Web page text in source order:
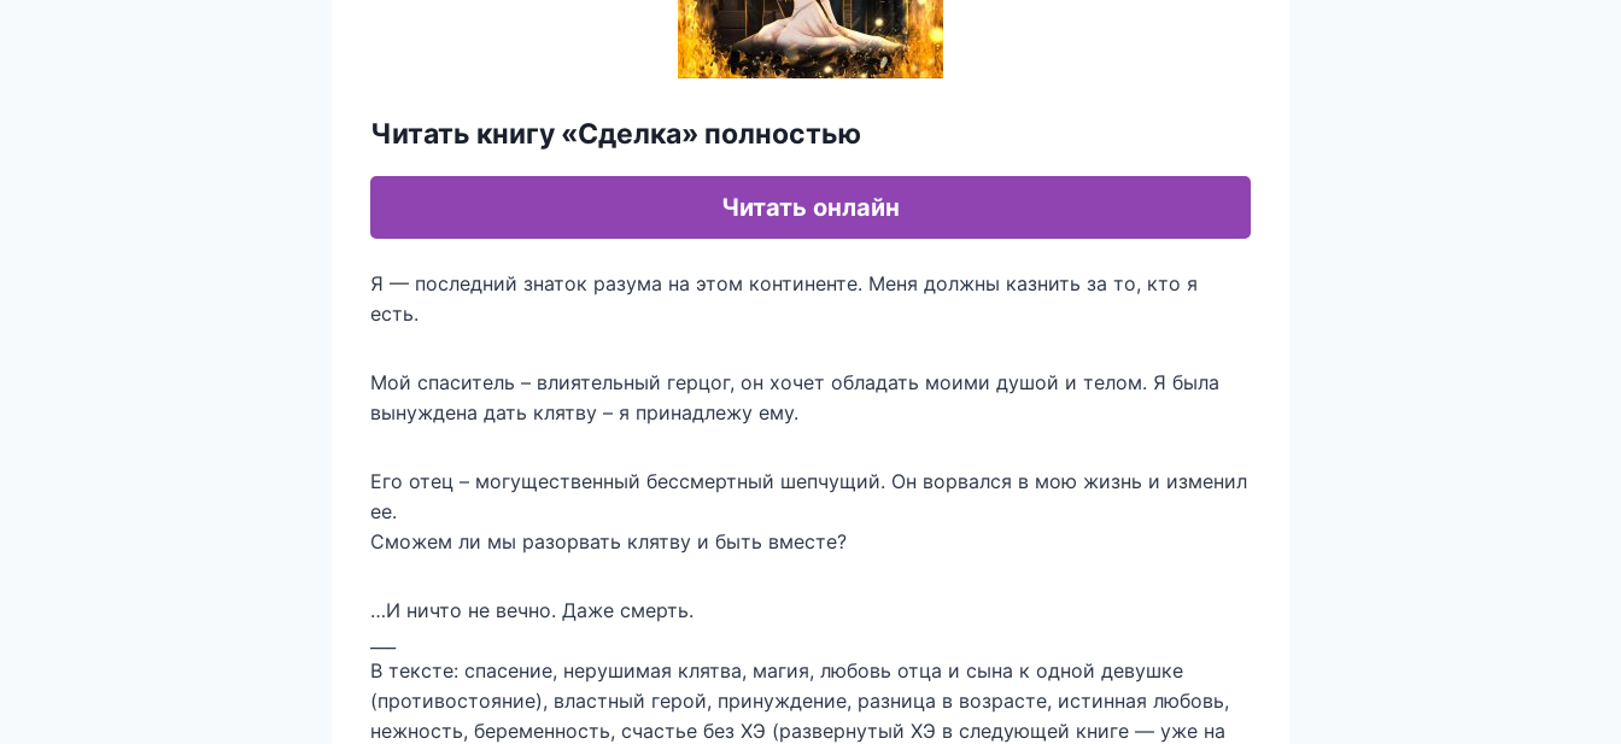
Читать книгу «Сделка» полностью
Читать онлайн
Я — последний знаток разума на этом континенте. Меня должны казнить за то, кто я
есть.
Мой спаситель – влиятельный герцог, он хочет обладать моими душой и телом. Я была
вынуждена дать клятву – я принадлежу ему.
Его отец – могущественный бессмертный шепчущий. Он ворвался в мою жизнь и изменил
ее.
Сможем ли мы разорвать клятву и быть вместе?
…И ничто не вечно. Даже смерть.
В тексте: спасение, нерушимая клятва, магия, любовь отца и сына к одной девушке
(противостояние), властный герой, принуждение, разница в возрасте, истинная любовь,
нежность, беременность, счастье без ХЭ (развернутый ХЭ в следующей книге — уже на